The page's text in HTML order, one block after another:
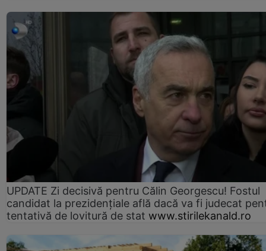
UPDATE Zi decisivă pentru Călin Georgescu! Fostul
candidat la prezidențiale află dacă va fi judecat
tentativă de lovitură de stat www.stirilekanald.ro